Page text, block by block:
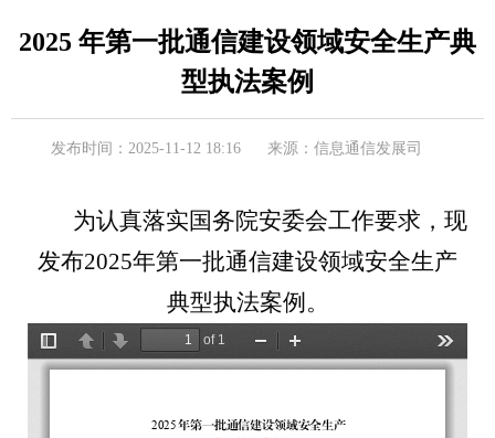
2025 年第一批通信建设领域安全生产典
型执法案例
发布时间：2025-11-12 18:16 来源：信息通信发展司
为认真落实国务院安委会工作要求，现
发布2025年第一批通信建设领域安全生产
典型执法案例。